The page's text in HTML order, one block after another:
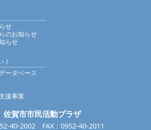
せ
のお知らせ
らせ
ータベース
援事業
佐賀市市民活動プラザ
40-2002 FAX：0952-40-2011